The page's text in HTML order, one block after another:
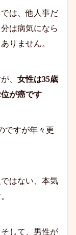
は、他人事だ
は病気になら
りません。
、 女性は35歳
が癌です
ですが年々更
はない、本気
して、男性が